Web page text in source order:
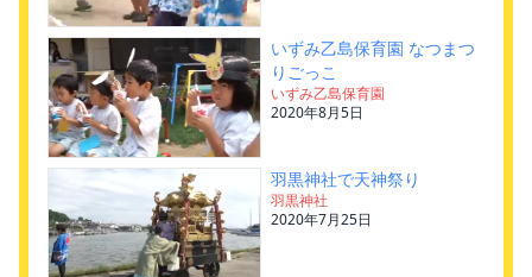
いずみ乙島保育園 なつまつ
りごっこ
いずみ乙島保育園
2020年8月5日
羽黒神社で天神祭り
羽黒神社
2020年7月25日